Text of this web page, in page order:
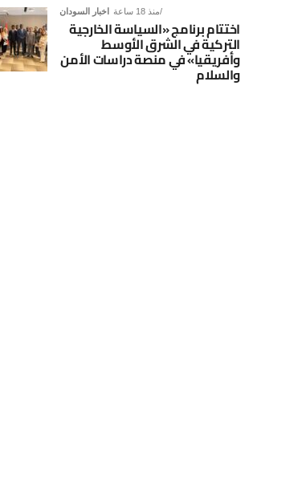
اخبار السودان منذ 18 ساعة
اختتام برنامج «السياسة الخارجية
التركية في الشرق الأوسط
وأفريقيا» في منصة دراسات الأمن
والسلام